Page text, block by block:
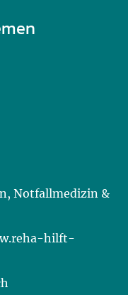
Notfallmedizin &
hilft-